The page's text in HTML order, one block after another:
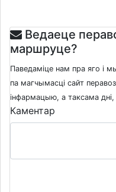
Ведаеце
маршруце?
Паведаміце нам пра яго і
па магчымасці сайт
інфармацыю, а таксама дні,
Каментар